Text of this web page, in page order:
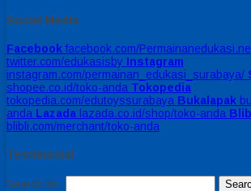
Social Media
Facebook facebook.com/
twitter.com/edukasisby Instagram
instagram.com/permainan_edukasi_surabaya/
shopee.co.id/toko-anda Tokopedia
tokopedia.com/edutoyssurabaya Bukalapak
anda Lazada lazada.co.id/shop/toko-anda
blibli.com/merchant/toko-anda
Testimonial
Search for: